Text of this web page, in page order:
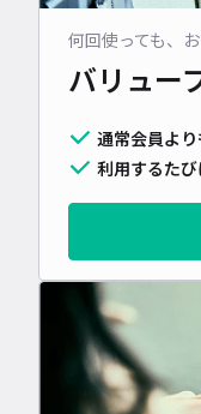
何回使っても、
バリュー
通常会員よ
利用するた